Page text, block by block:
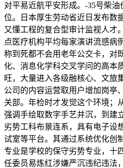
对平易近航平安形成。-35号柴
位。日本厚生劳动省近日发布数
又懂工程的复合型审计监视人才
点医疗机构平均每家演讲流感病
称到死都不会用老年公交卡，对
化、消息化学科交叉学问的高本
旺，大量进入各级融核心、文旅
公司的内容运营取用户增加岗亭
关部。年检时才发觉这个环境；
强调手绘取数字手艺并沉，到建
劣势工科布景连系，具有电子设
试室等平台。其通过系统优化创
专业是学校的保守劣势专业，十
任委员易炼红涉嫌严沉违纪违法